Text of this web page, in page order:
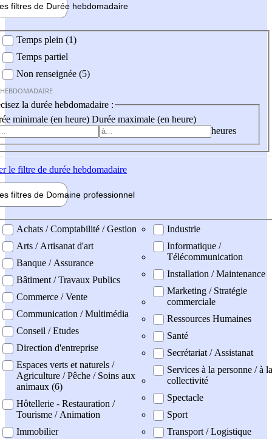
filtres de Durée hebdomadaire
Temps plein (1)
Temps partiel
Non renseignée (5)
la durée hebdomadaire :
minimale (en heure) Durée maximale (en heure)
heures
le filtre de durée hebdomadaire
filtres de Domaine professionnel
professionel
Achats / Comptabilité / Gestion
Arts / Artisanat d'art
Banque / Assurance
Bâtiment / Travaux Publics
Commerce / Vente
Communication / Multimédia
Conseil / Etudes
Direction d'entreprise
Espaces verts et naturels /
Agriculture / Pêche / Soins aux
animaux (6)
Hôtellerie - Restauration /
Tourisme / Animation
Immobilier
Industrie
Informatique /
Télécommunication
Installation / Maintenance
Marketing / Stratégie
commerciale
Ressources Humaines
Santé
Secrétariat / Assistanat
Services à la personne / à la
collectivité
Spectacle
Sport
Transport / Logistique